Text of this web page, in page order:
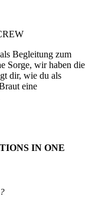
Begleitung zum
Sorge, wir haben die
dir, wie du als
eine
IN ONE